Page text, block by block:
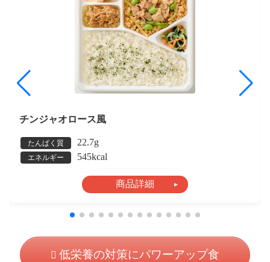
チンジャオロース風
たんぱく質 22.7g
エネルギー 545kcal
商品詳細
低栄養の対策にパワーアップ食